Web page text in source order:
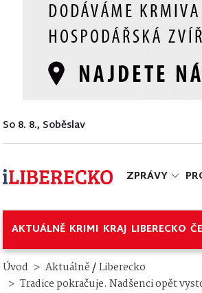
So 8. 8., Soběslav
ZPRÁVY
AKTUÁLNĚ KRIMI KRAJ LIBERECKO
Úvod Aktuálně/Liberecko
Tradice pokračuje. Nadšenci opět